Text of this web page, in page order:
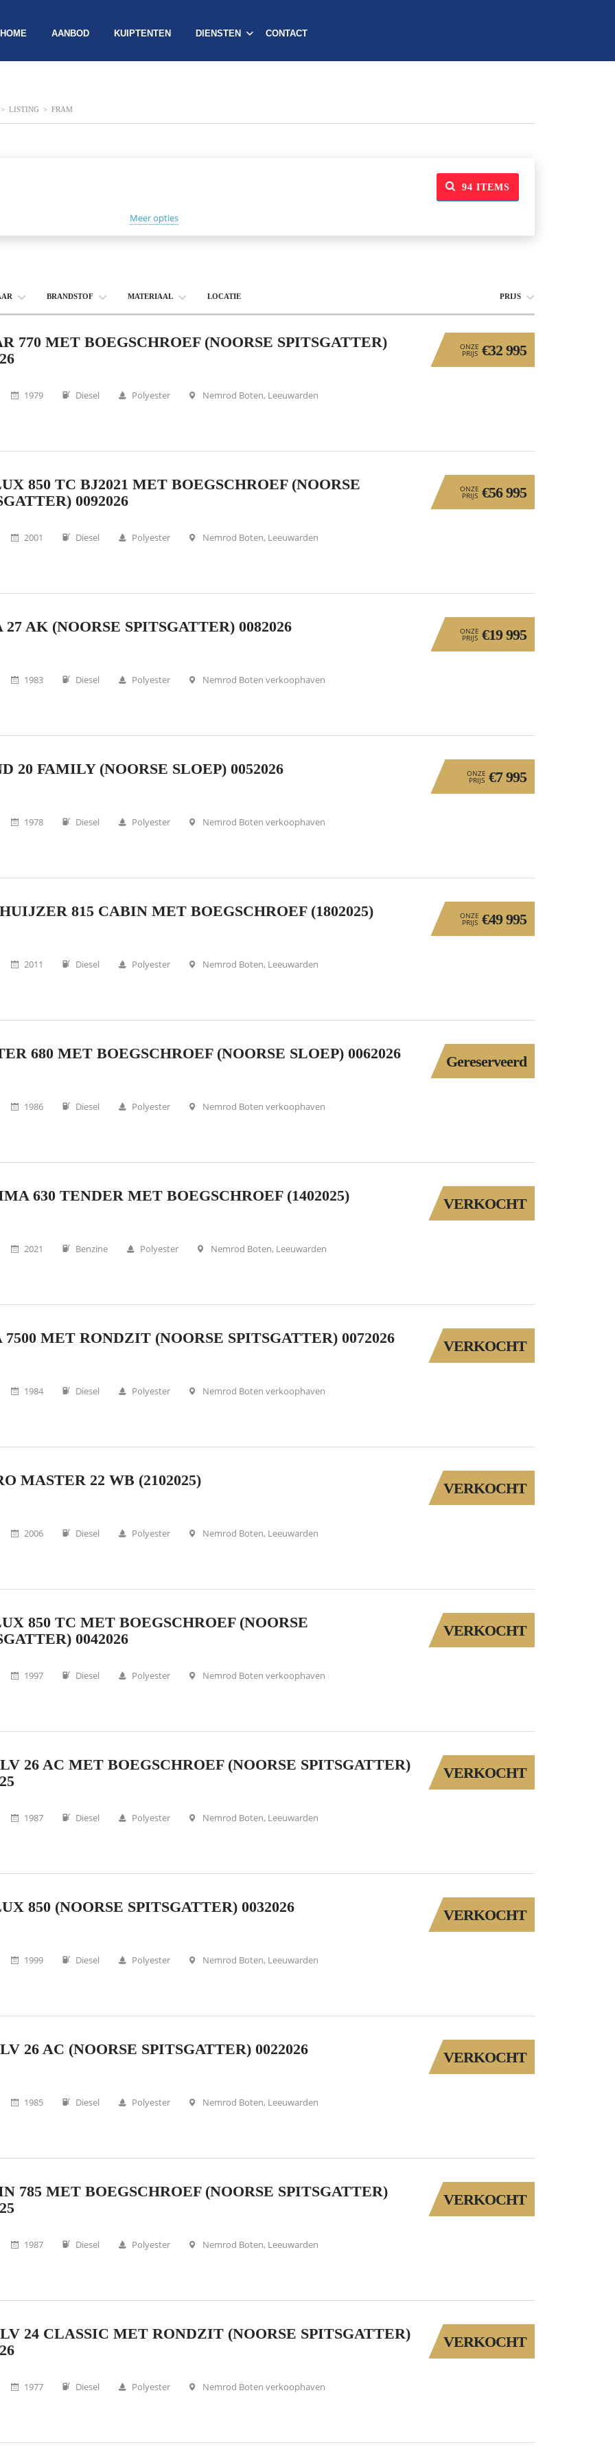
HOME AANBOD KUIPTENTEN DIENSTEN CONTACT
> LISTING > FRAM
Meer opties
94 ITEMS
BRANDSTOF MATERIAAL LOCATIE PRIJS
ONZE
PRIJS €32 995
770 MET BOEGSCHROEF (NOORSE SPITSGATTER)
1979 Diesel Polyester Nemrod Boten, Leeuwarden
ONZE
PRIJS €56 995
850 TC BJ2021 MET BOEGSCHROEF (NOORSE
0092026
2001 Diesel Polyester Nemrod Boten, Leeuwarden
ONZE
PRIJS €19 995
27 AK (NOORSE SPITSGATTER) 0082026
1983 Diesel Polyester Nemrod Boten verkoophaven
ONZE
PRIJS €7 995
20 FAMILY (NOORSE SLOEP) 0052026
1978 Diesel Polyester Nemrod Boten verkoophaven
ONZE
PRIJS €49 995
815 CABIN MET BOEGSCHROEF (1802025)
2011 Diesel Polyester Nemrod Boten, Leeuwarden
Gereserveerd
680 MET BOEGSCHROEF (NOORSE SLOEP) 0062026
1986 Diesel Polyester Nemrod Boten verkoophaven
VERKOCHT
630 TENDER MET BOEGSCHROEF (1402025)
2021 Benzine Polyester Nemrod Boten, Leeuwarden
VERKOCHT
7500 MET RONDZIT (NOORSE SPITSGATTER) 0072026
1984 Diesel Polyester Nemrod Boten verkoophaven
VERKOCHT
MASTER 22 WB (2102025)
2006 Diesel Polyester Nemrod Boten, Leeuwarden
VERKOCHT
850 TC MET BOEGSCHROEF (NOORSE
0042026
1997 Diesel Polyester Nemrod Boten verkoophaven
VERKOCHT
26 AC MET BOEGSCHROEF (NOORSE SPITSGATTER)
1987 Diesel Polyester Nemrod Boten, Leeuwarden
VERKOCHT
850 (NOORSE SPITSGATTER) 0032026
1999 Diesel Polyester Nemrod Boten, Leeuwarden
VERKOCHT
26 AC (NOORSE SPITSGATTER) 0022026
1985 Diesel Polyester Nemrod Boten, Leeuwarden
VERKOCHT
785 MET BOEGSCHROEF (NOORSE SPITSGATTER)
1987 Diesel Polyester Nemrod Boten, Leeuwarden
VERKOCHT
24 CLASSIC MET RONDZIT (NOORSE SPITSGATTER)
1977 Diesel Polyester Nemrod Boten verkoophaven